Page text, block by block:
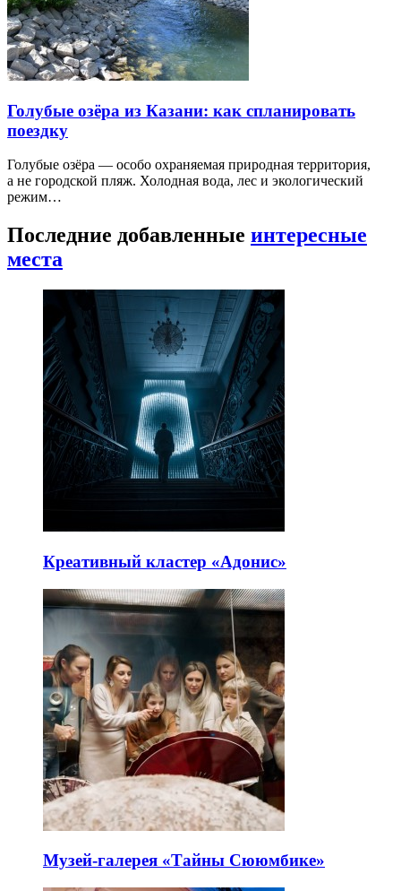
Голубые озёра из Казани: как спланировать
поездку
Голубые озёра — особо охраняемая природная территория,
а не городской пляж. Холодная вода, лес и экологический
режим…
Последние добавленные интересные
места
Креативный кластер «Адонис»
Музей-галерея «Тайны Сююмбике»